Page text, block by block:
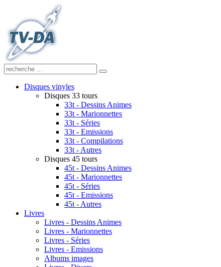
Disques vinyles
Disques 33 tours
33t - Dessins Animes
33t - Marionnettes
33t - Séries
33t - Emissions
33t - Compilations
33t - Autres
Disques 45 tours
45t - Dessins Animes
45t - Marionnettes
45t - Séries
45t - Emissions
45t - Autres
Livres
Livres - Dessins Animes
Livres - Marionnettes
Livres - Séries
Livres - Emissions
Albums images